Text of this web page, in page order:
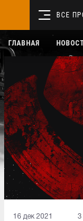
ВСЕ
ГЛАВНАЯ
16 дек 2021 3